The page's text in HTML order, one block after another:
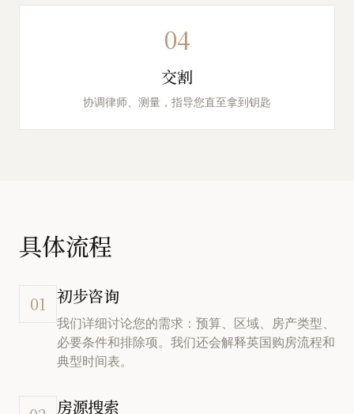
04
交割
协调律师、测量，指导您直至拿到钥匙
具体流程
01 初步咨询
我们详细讨论您的需求：预算、区域、房产类型、
必要条件和排除项。我们还会解释英国购房流程和
典型时间表。
房源搜索